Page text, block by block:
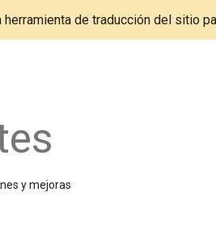
herramienta de traducción del sitio
y mejoras